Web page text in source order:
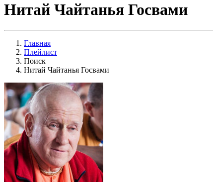
Нитай Чайтанья Госвами
Главная
Плейлист
Поиск
Нитай Чайтанья Госвами